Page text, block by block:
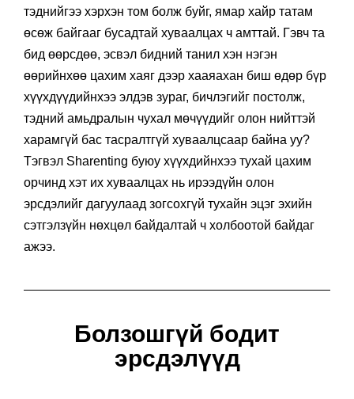
тэднийгээ хэрхэн том болж буйг, ямар хайр татам
өсөж байгааг бусадтай хуваалцах ч амттай. Гэвч та
бид өөрсдөө, эсвэл бидний танил хэн нэгэн
өөрийнхөө цахим хаяг дээр хааяахан биш өдөр бүр
хүүхдүүдийнхээ элдэв зураг, бичлэгийг постолж,
тэдний амьдралын чухал мөчүүдийг олон нийттэй
харамгүй бас тасралтгүй хуваалцсаар байна уу?
Тэгвэл Sharenting буюу хүүхдийнхээ тухай цахим
орчинд хэт их хуваалцах нь ирээдүйн олон
эрсдэлийг дагуулаад зогсохгүй тухайн эцэг эхийн
сэтгэлзүйн нөхцөл байдалтай ч холбоотой байдаг
ажээ.
Болзошгүй бодит
эрсдэлүүд